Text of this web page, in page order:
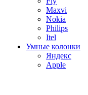
Maxvi
Nokia
Philips
Itel
Умные колонки
Яндекс
Apple